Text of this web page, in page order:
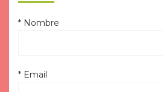
* Nombre
* Email